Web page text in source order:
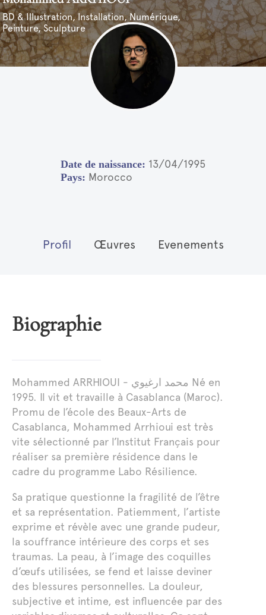
BD & Illustration, Installation, Numérique,
Peinture, Sculpture
13/04/1995
Morocco
Profil Œuvres Evenements
Biographie
Mohammed ARRHIOUI - محمد ارغيوي Né en
1995. Il vit et travaille à Casablanca (Maroc).
Promu de l’école des Beaux-Arts de
Casablanca, Mohammed Arrhioui est très
vite sélectionné par l’Institut Français pour
réaliser sa première résidence dans le
cadre du programme Labo Résilience.
Sa pratique questionne la fragilité de l’être
et sa représentation. Patiemment, l’artiste
exprime et révèle avec une grande pudeur,
la souffrance intérieure des corps et ses
traumas. La peau, à l’image des coquilles
d’œufs utilisées, se fend et laisse deviner
des blessures personnelles. La douleur,
subjective et intime, est influencée par des